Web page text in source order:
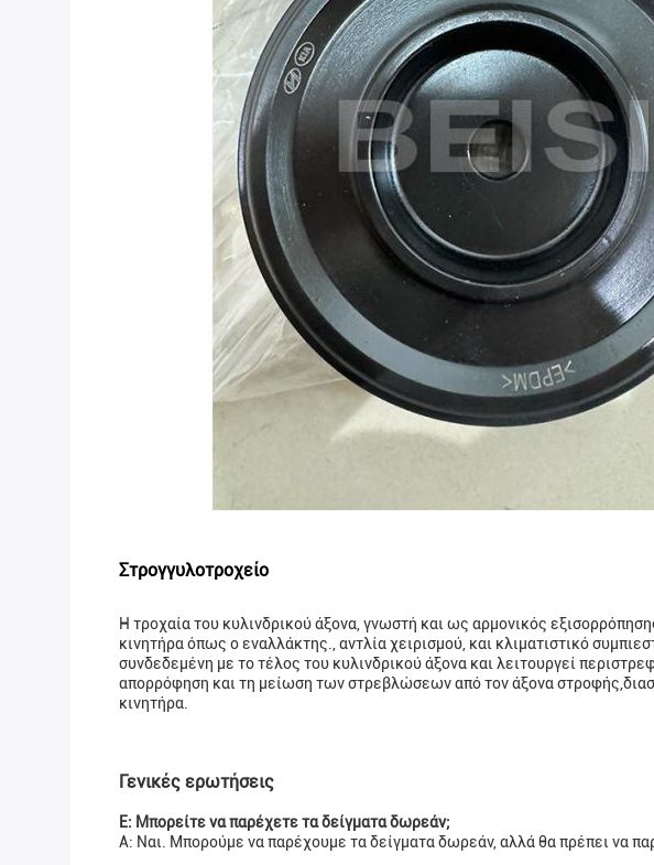
Στρογγυλοτροχείο
Η τροχαία του κυλινδρικού άξονα, γνωστή και ως αρμονικός
κινητήρα όπως ο εναλλάκτης., αντλία χειρισμού, και κλιματιστικό
συνδεδεμένη με το τέλος του κυλινδρικού άξονα και λειτουργεί
απορρόφηση και τη μείωση των στρεβλώσεων από τον άξονα
κινητήρα.
Γενικές ερωτήσεις
Ε: Μπορείτε να παρέχετε τα δείγματα δωρεάν;
Α: Ναι. Μπορούμε να παρέχουμε τα δείγματα δωρεάν, αλλά θα πρέπει να